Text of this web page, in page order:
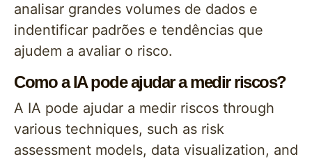
analisar grandes volumes de dados e
indentificar padrões e tendências que
ajudem a avaliar o risco.
Como a IA pode ajudar a medir riscos?
A IA pode ajudar a medir riscos through
various techniques, such as risk
assessment models, data visualization, and